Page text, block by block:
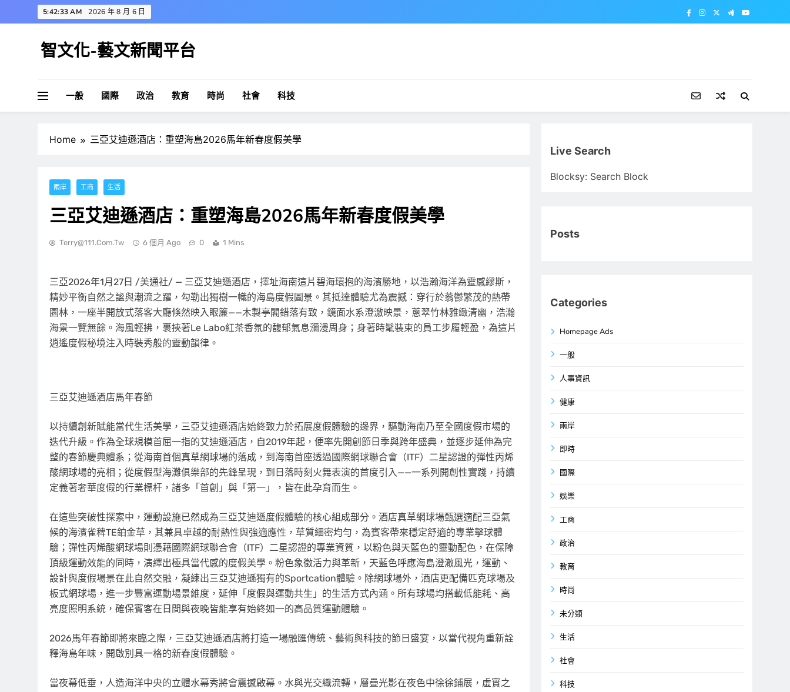
to
5:42:34 AM 2026 年 8 月 6 日
智文化-藝文新聞平台
一般 國際 政治 教育 時尚 社會 科技
Home 三亞艾迪遜酒店：重塑海島2026馬年新春度假美學
兩岸 工商 生活
三亞艾迪遜酒店：重塑海島2026馬年新春度假美學
Terry@111.com.tw 6 個月 Ago 0 1 Mins
三亞2026年1月27日 /美通社/ — 三亞艾迪遜酒店，擇址海南這片碧海環抱的海濱勝地，以浩瀚海洋為靈感繆斯，
精妙平衡自然之謐與潮流之躍，勾勒出獨樹一幟的海島度假圖景。其抵達體驗尤為震撼：穿行於蓊鬱繁茂的熱帶
園林，一座半開放式落客大廳倏然映入眼簾——木製亭閣錯落有致，鏡面水系澄澈映景，蔥翠竹林雅緻清幽，浩瀚
海景一覽無餘。海風輕拂，裹挾著Le Labo紅茶香氛的馥郁氣息瀰漫周身；身著時髦裝束的員工步履輕盈，為這片
逍遙度假秘境注入時裝秀般的靈動韻律。
三亞艾迪遜酒店馬年春節
以持續創新賦能當代生活美學，三亞艾迪遜酒店始終致力於拓展度假體驗的邊界，驅動海南乃至全國度假市場的
迭代升級。作為全球規模首屈一指的艾迪遜酒店，自2019年起，便率先開創節日季與跨年盛典，並逐步延伸為完
整的春節慶典體系；從海南首個真草網球場的落成，到海南首座透過國際網球聯合會（ITF）二星認證的彈性丙烯
酸網球場的亮相；從度假型海灘俱樂部的先鋒呈現，到日落時刻火舞表演的首度引入——一系列開創性實踐，持續
定義著奢華度假的行業標杆，諸多「首創」與「第一」，皆在此孕育而生。
在這些突破性探索中，運動設施已然成為三亞艾迪遜度假體驗的核心組成部分。酒店真草網球場甄選適配三亞氣
候的海濱雀稗TE鉑金草，其兼具卓越的耐熱性與強適應性，草質細密均勻，為賓客帶來穩定舒適的專業擊球體
驗；彈性丙烯酸網球場則憑藉國際網球聯合會（ITF）二星認證的專業資質，以粉色與天藍色的靈動配色，在保障
頂級運動效能的同時，演繹出極具當代感的度假美學。粉色象徵活力與革新，天藍色呼應海島澄澈風光，運動、
設計與度假場景在此自然交融，凝練出三亞艾迪遜獨有的Sportcation體驗。除網球場外，酒店更配備匹克球場及
板式網球場，進一步豐富運動場景維度，延伸「度假與運動共生」的生活方式內涵。所有球場均搭載低能耗、高
亮度照明系統，確保賓客在日間與夜晚皆能享有始終如一的高品質運動體驗。
2026馬年春節即將來臨之際，三亞艾迪遜酒店將打造一場融匯傳統、藝術與科技的節日盛宴，以當代視角重新詮
釋海島年味，開啟別具一格的新春度假體驗。
當夜幕低垂，人造海洋中央的立體水幕秀將會震撼啟幕。水與光交織流轉，層疊光影在夜色中徐徐鋪展，虛實之
Live Search
Blocksy: Search Block
Posts
Categories
Homepage Ads
一般
人事資訊
健康
兩岸
即時
國際
娛樂
工商
政治
教育
時尚
未分類
生活
社會
科技